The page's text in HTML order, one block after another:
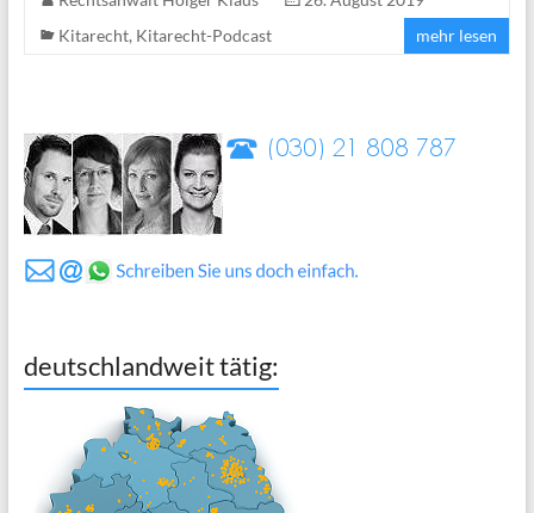
Kitarecht, Kitarecht-Podcast mehr lesen
deutschlandweit tätig: